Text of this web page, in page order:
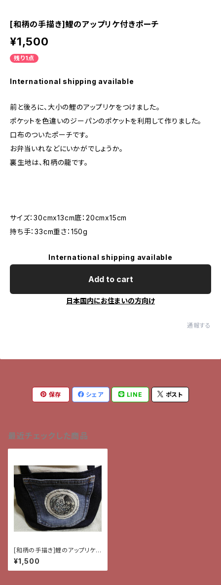
[和柄の手描き]鯉のアップリケ付きポーチ
¥1,500
残り1点
International shipping available
前と後ろに、大小の鯉のアップリケをつけました。
ポケットを色違いのジーパンのポケットを利用して作りました。
口布のついたポーチです。
お弁当いれなどにいかがでしょうか。
裏生地は、和柄の龍です。
サイズ：30cmx13cm底：20cmx15cm
持ち手：33cm重さ：150g
International shipping available
Add to cart
日本国内にお住まいの方向け
通報する
保存 シェア LINE ポスト
最近チェックした商品
[和柄の手描き]鯉のアップリケ
付きポーチ
¥1,500